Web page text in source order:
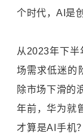
个时代，AI是
从2023年下
场需求低迷的
除市场下滑的
年前，华为就
才算是AI手机